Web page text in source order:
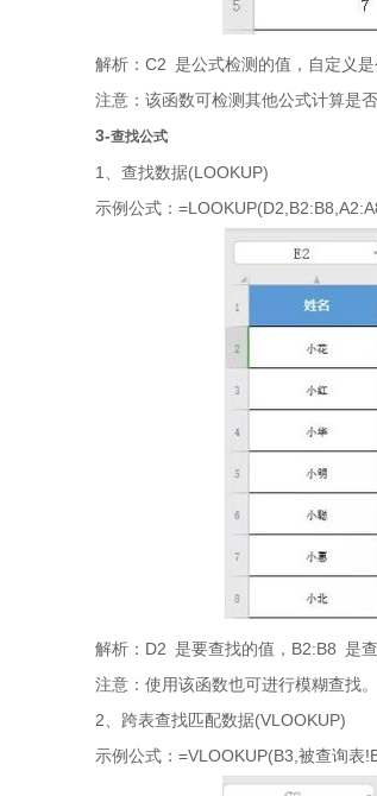
解析：C2 是公式检测的值，自定义是
注意：该函数可检测其他公式计算是否
3-查找公式
1、查找数据(LOOKUP)
示例公式：
解析：D2 是要查找的值，B2:B8 是查
注意：使用该函数也可进行模糊查找。
2、跨表查找匹配数据(VLOOKUP)
示例公式：=VLOOKUP(B3,被查询表